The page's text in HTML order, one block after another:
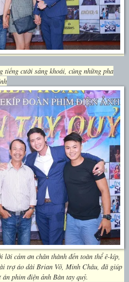
tiếng cười sảng khoái, cùng những pha
cảm ơn chân thành đến toàn thể ê-kíp,
trợ áo dài Brian Võ, Minh Châu, đã giúp
phim điện ảnh Bàn tay quỷ.